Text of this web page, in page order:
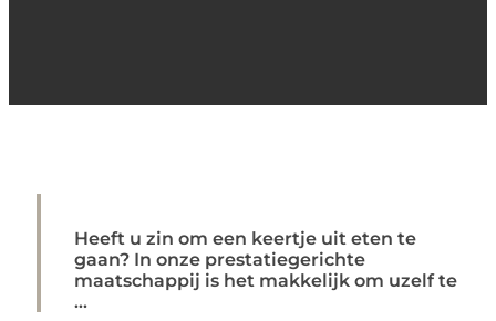
Heeft u zin om een keertje uit eten te
gaan? In onze prestatiegerichte
maatschappij is het makkelijk om uzelf te
...